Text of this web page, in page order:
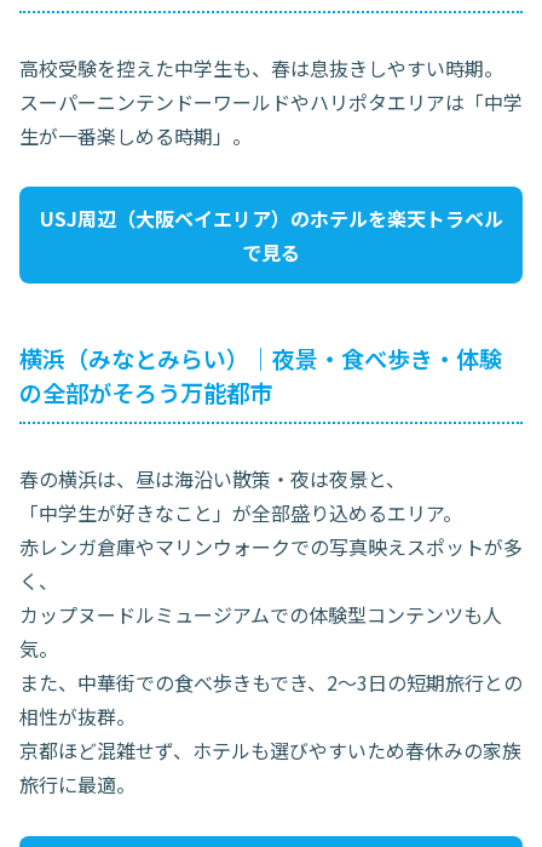
高校受験を控えた中学生も、春は息抜きしやすい時期。
スーパーニンテンドーワールドやハリポタエリアは「中学
生が一番楽しめる時期」。
USJ周辺（大阪ベイエリア）のホテルを楽天トラベル
で見る
横浜（みなとみらい）｜夜景・食べ歩き・体験
の全部がそろう万能都市
春の横浜は、昼は海沿い散策・夜は夜景と、
「中学生が好きなこと」が全部盛り込めるエリア。
赤レンガ倉庫やマリンウォークでの写真映えスポットが多
く、
カップヌードルミュージアムでの体験型コンテンツも人
気。
また、中華街での食べ歩きもでき、2〜3日の短期旅行との
相性が抜群。
京都ほど混雑せず、ホテルも選びやすいため春休みの家族
旅行に最適。